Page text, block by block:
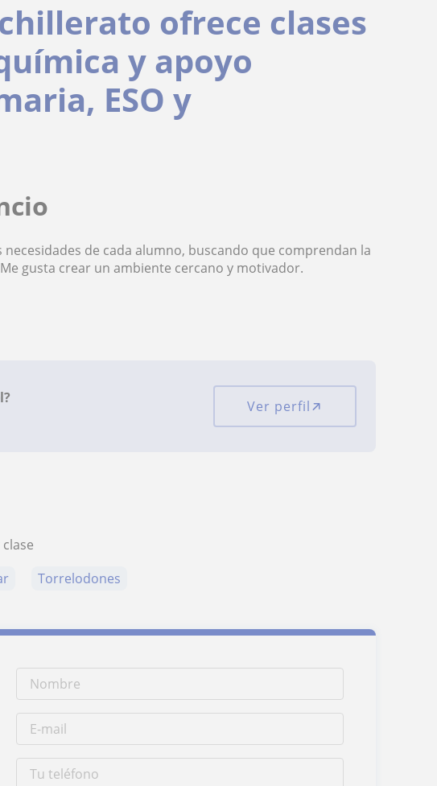
ofrece clases
y apoyo
ESO y
necesidades de cada alumno, buscando que comprendan la
gusta crear un ambiente cercano y motivador.
Ver perfil
Torrelodones